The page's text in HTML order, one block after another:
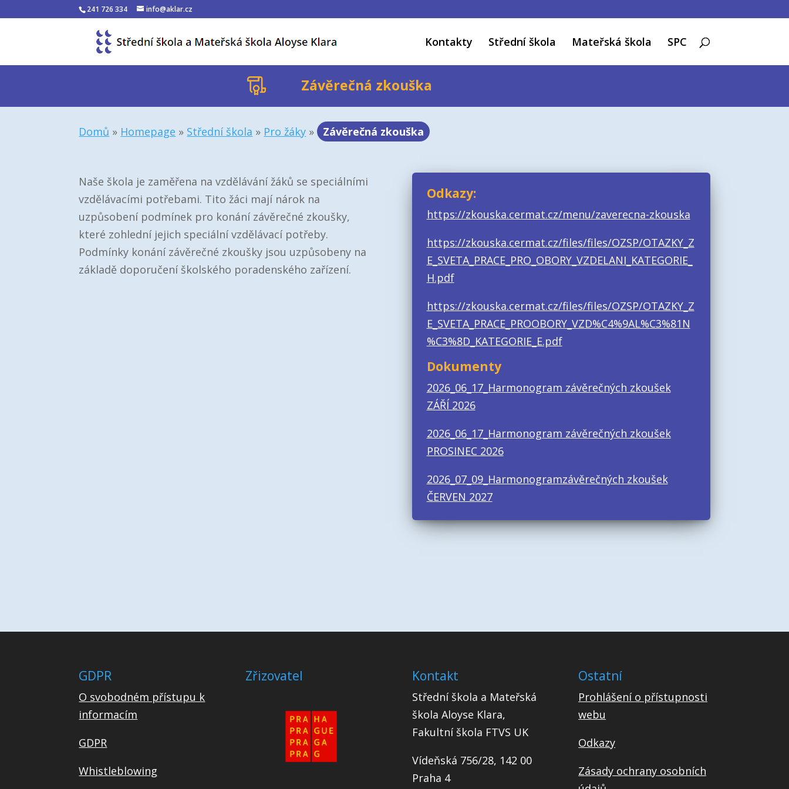
241 726 334 info@aklar.cz
Kontakty Střední škola Mateřská škola SPC
Závěrečná zkouška
Domů » Homepage » Střední škola » Pro žáky » Závěrečná zkouška
Naše škola je zaměřena na vzdělávání žáků se speciálními
vzdělávacími potřebami. Tito žáci mají nárok na
uzpůsobení podmínek pro konání závěrečné zkoušky,
které zohlední jejich speciální vzdělávací potřeby.
Podmínky konání závěrečné zkoušky jsou uzpůsobeny na
základě doporučení školského poradenského zařízení.
Odkazy:
https://zkouska.cermat.cz/menu/zaverecna-zkouska
https://zkouska.cermat.cz/files/files/OZSP/OTAZKY_Z
E_SVETA_PRACE_PRO_OBORY_VZDELANI_KATEGORIE_
H.pdf
https://zkouska.cermat.cz/files/files/OZSP/OTAZKY_Z
E_SVETA_PRACE_PROOBORY_VZD%C4%9AL%C3%81N
%C3%8D_KATEGORIE_E.pdf
Dokumenty
2026_06_17_Harmonogram závěrečných zkoušek
ZÁŘÍ 2026
2026_06_17_Harmonogram závěrečných zkoušek
PROSINEC 2026
2026_07_09_Harmonogramzávěrečných zkoušek
ČERVEN 2027
GDPR
O svobodném přístupu k
informacím
GDPR
Whistleblowing
Zřizovatel Kontakt
Střední škola a Mateřská
škola Aloyse Klara,
Fakultní škola FTVS UK
Vídeňská 756/28, 142 00
Praha 4
Ostatní
Prohlášení o přístupnosti
webu
Odkazy
Zásady ochrany osobních